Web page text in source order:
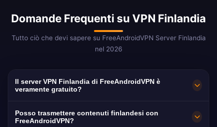
Domande Frequenti su VPN Finlandia
Tutto ciò che devi sapere su FreeAndroidVPN Server Finlandia
nel 2026
Il server VPN Finlandia di FreeAndroidVPN è
veramente gratuito?
100% gratuito. Accesso illimitato ai server
Posso trasmettere contenuti finlandesi con
FreeAndroidVPN?